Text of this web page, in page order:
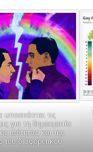
υποσκάπτει τις
για τη δημοκρατία
ισότητας και της
του διαφορετικού